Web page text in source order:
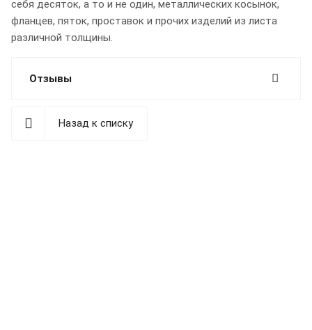
себя десяток, а то и не один, металлических косынок,
фланцев, пяток, проставок и прочих изделий из листа
различной толщины.
Отзывы
Назад к списку